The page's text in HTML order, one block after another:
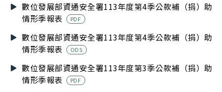
數位發展部資通安全署113年度第4季公款補（捐）助
情形季報表
PDF
數位發展部資通安全署113年度第4季公款補（捐）助
情形季報表
ODS
數位發展部資通安全署113年度第3季公款補（捐）助
情形季報表
PDF